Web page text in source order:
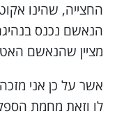
החצייה, שהינו
הנאשם נכנס
מציין שהנאשם
אשר על כן אני
לו וזאת מחמת